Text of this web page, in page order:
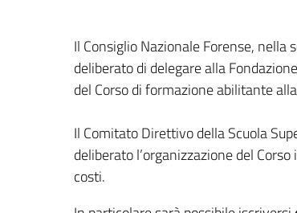
Il Consiglio Nazionale Forense,
deliberato di delegare alla
del Corso di formazione abilitante
Il Comitato Direttivo della Scuola
deliberato l’organizzazione del
costi.